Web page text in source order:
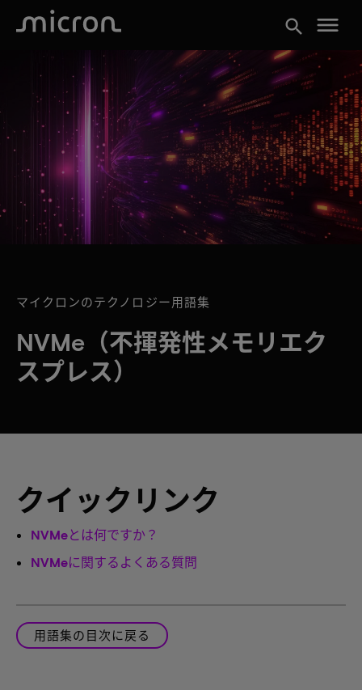
search menu
マイクロンのテクノロジー用語集
NVMe（不揮発性メモリエク
スプレス）
クイックリンク
NVMeとは何ですか？
NVMeに関するよくある質問
用語集の目次に戻る